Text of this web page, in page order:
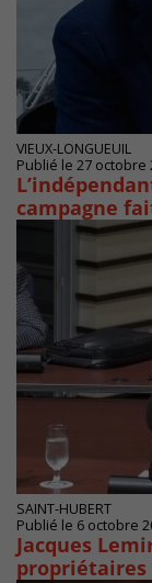
VIEUX-LONGUEUIL
Publié le 27 octobre
campagne
SAINT-HUBERT
Publié le 6 octobre
Jacques
propriétaires